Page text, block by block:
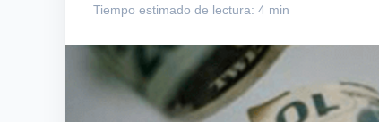
Tiempo estimado de lectura: 4 min